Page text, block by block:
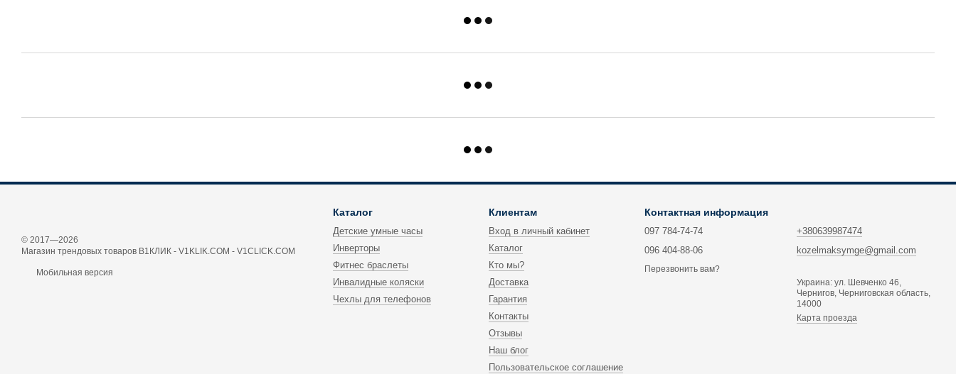
© 2017—2026
Магазин трендовых товаров В1КЛИК - V1KLIK.COM - V1CLICK.COM
Мобильная версия
Каталог
Детские умные часы
Инверторы
Фитнес браслеты
Инвалидные коляски
Чехлы для телефонов
Клиентам
Вход в личный кабинет
Каталог
Кто мы?
Доставка
Гарантия
Контакты
Отзывы
Наш блог
Пользовательское соглашение
Контактная информация
097 784-74-74
096 404-88-06
Перезвонить вам?
+380639987474
kozelmaksymge@gmail.com
Украина: ул. Шевченко 46,
Чернигов, Черниговская область,
14000
Карта проезда